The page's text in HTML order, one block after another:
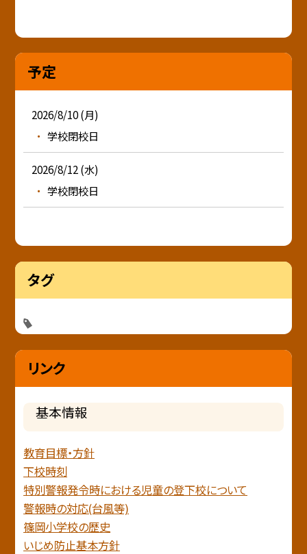
予定
2026/8/10 (月)
学校閉校日
2026/8/12 (水)
学校閉校日
タグ
リンク
基本情報
教育目標・方針
下校時刻
特別警報発令時における児童の登下校について
警報時の対応(台風等)
篠岡小学校の歴史
いじめ防止基本方針